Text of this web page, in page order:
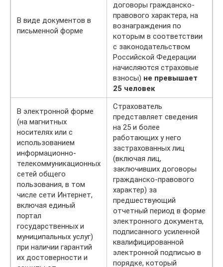
В виде документов в
письменной форме
договоры гражданско-
правового характера, на
вознаграждения по
которым в соответствии
с законодательством
Российской Федерации
начисляются страховые
взносы) не превышает
25 человек
В электронной форме
(на магнитных
носителях или с
использованием
информационно-
телекоммуникационных
сетей общего
пользования, в том
числе сети Интернет,
включая единый
портал
государственных и
муниципальных услуг)
при наличии гарантий
их достоверности и
Страхователь
представляет сведения
на 25 и более
работающих у него
застрахованных лиц
(включая лиц,
заключивших договоры
гражданско-правового
характер) за
предшествующий
отчетный период в форме
электронного документа,
подписанного усиленной
квалифицированной
электронной подписью в
порядке, который